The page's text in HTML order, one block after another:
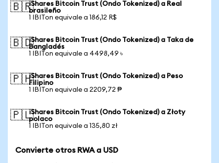
🇧🇷iShares Bitcoin Trust (Ondo Tokenized) a Real
brasileño
1 IBITon equivale a 186,12 R$
🇧🇩iShares Bitcoin Trust (Ondo Tokenized) a Taka de
Bangladés
1 IBITon equivale a 4498,49 ৳
🇵🇭iShares Bitcoin Trust (Ondo Tokenized) a Peso
Filipino
1 IBITon equivale a 2209,72 ₱
🇵🇱iShares Bitcoin Trust (Ondo Tokenized) a Złoty
polaco
1 IBITon equivale a 135,80 zł
Convierte otros RWA a USD